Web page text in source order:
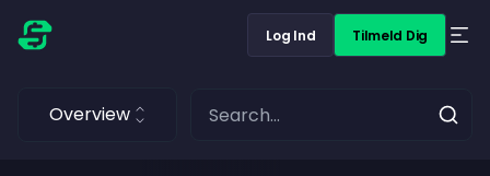
Log Ind Tilmeld Dig
Overview